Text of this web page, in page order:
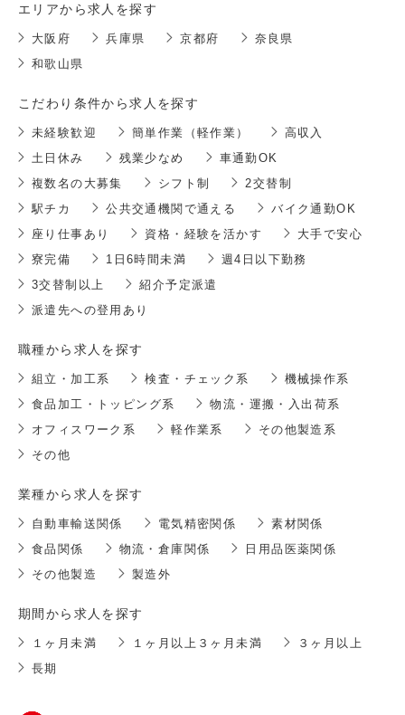
エリアから求人を探す
大阪府 兵庫県 京都府
奈良県
和歌山県
こだわり条件から求人を探す
未経験歓迎 簡単作業（軽作業）
高収入
土日休み
残業少なめ
車通勤OK
複数名の大募集
シフト制
2交替制
駅チカ
公共交通機関で通える
バイク通勤OK
座り仕事あり
資格・経験を活かす
大手で安心
寮完備
1日6時間未満
週4日以下勤務
3交替制以上
紹介予定派遣
派遣先への登用あり
職種から求人を探す
組立・加工系 検査・チェック系
機械操作系
食品加工・トッピング系
物流・運搬・入出荷系
オフィスワーク系
軽作業系
その他製造系
その他
業種から求人を探す
自動車輸送関係 電気精密関係
素材関係
食品関係
物流・倉庫関係
日用品医薬関係
その他製造
製造外
期間から求人を探す
１ヶ月未満 １ヶ月以上３ヶ月未満
３ヶ月以上
長期